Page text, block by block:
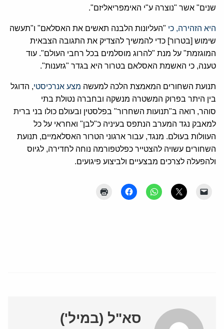
שנים" אשר "נוצרה ע"י האימפריאליזם".
היא הזהירה, כי "העליונות הלבנה תאשים את האסלאם" ו"תעשה
שימוש [בטרור] כדי להמשיך להצדיק את התגובה הצבאית
המוגזמת" על מנת "להרוג מוסלמים בכל רחבי העולם". עוד
טענה, כי האשמת האסלאם בטרור היא בגדר "גזענות".
תנועת השחורים המאמצת הלכה למעשה מצע אנרכיסטי, הדוגל
בין היתר בפרוק המשטרה מנשקה ובחברה נטולת בתי
סוהר, רואה ב"תנועות השחרור" בפלסטין ובעולם כולו בני ברית
למאבק נגד המערב הנתפס בעיניה כ"לבן" ואחראי על כל
העוולות בעולם. מנגד, עבור ארגוני הטרור האסלאמיים, תנועת
השחורים עשויה להצטייר כפלטפורמה נוחה לחדירה, לגיוס
ולהפעלה לצרכים מבצעיים ולביצוע פיגועים.
סא"ל (במיל')